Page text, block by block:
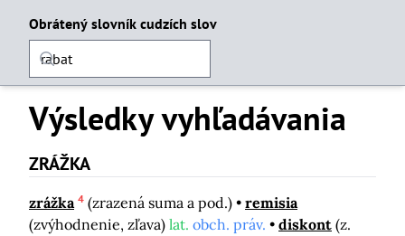
Obrátený slovník cudzích slov
Výsledky vyhľadávania
ZRÁŽKA
zrážka 4 (zrazená suma a pod.)
remisia
(zvýhodnenie, zľava) lat. obch. práv. diskont (z.